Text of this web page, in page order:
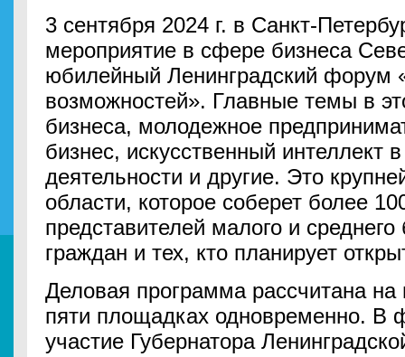
3 сентября 2024 г. в Санкт-
мероприятие в сфере бизнеса
юбилейный Ленинградский форум
возможностей». Главные темы в
бизнеса, молодежное
бизнес, искусственный интеллект
деятельности и другие. Это
области, которое соберет более
представителей малого и
граждан и тех, кто планирует
Деловая программа рассчитана
пяти площадках одновременно. В
участие Губернатора